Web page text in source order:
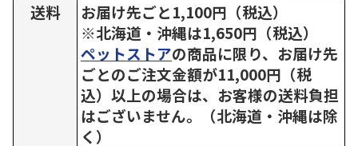
送料
お届け先ごと1,100円（税込）
※北海道・沖縄は1,650円（税込）
ペットストアの商品に限り、お届け先
ごとのご注文金額が11,000円（税
込）以上の場合は、お客様の送料負担
はございません。（北海道・沖縄は除
く）